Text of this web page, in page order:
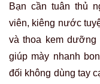
Bạn cần tuân thủ
viên, kiêng nước
và thoa kem
giúp mày nhanh
đối không dùng tay